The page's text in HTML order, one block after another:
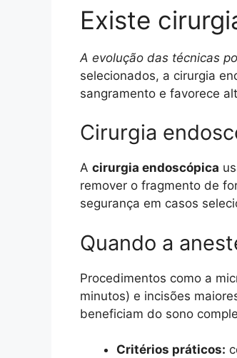
Existe
A evolução das técnicas
selecionados, a cirurgia
sangramento e favorece
Cirurgia
A cirurgia endoscópica
remover o fragmento de
segurança em casos
Quando a
Procedimentos como a
minutos) e incisões
beneficiam do sono
Critérios práticos: